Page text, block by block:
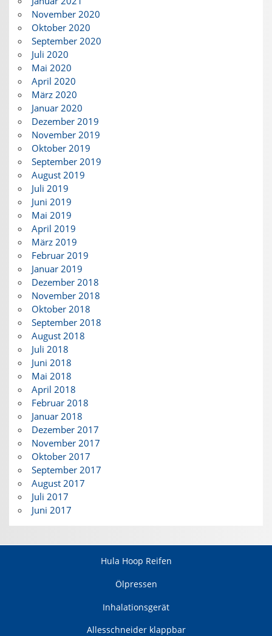
November 2020
Oktober 2020
September 2020
Juli 2020
Mai 2020
April 2020
März 2020
Januar 2020
Dezember 2019
November 2019
Oktober 2019
September 2019
August 2019
Juli 2019
Juni 2019
Mai 2019
April 2019
März 2019
Februar 2019
Januar 2019
Dezember 2018
November 2018
Oktober 2018
September 2018
August 2018
Juli 2018
Juni 2018
Mai 2018
April 2018
Februar 2018
Januar 2018
Dezember 2017
November 2017
Oktober 2017
September 2017
August 2017
Juli 2017
Juni 2017
Hula Hoop Reifen
Ölpressen
Inhalationsgerät
Allesschneider klappbar